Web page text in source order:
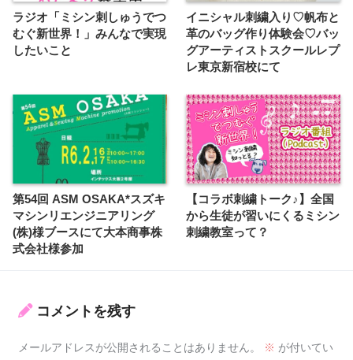
ラジオ「ミシン刺しゅうでつ
むぐ新世界！」みんなで実現
したいこと
イニシャル刺繍入り♡帆布と
革のバッグ作り体験会♡バッ
グアーティストスクールレプ
レ東京新宿校にて
第54回 ASM OSAKA*スズキ
マシンリエンジニアリング
(株)様ブースにて大本商事株
式会社様参加
【コラボ刺繍トーク♪】全国
から生徒が習いにくるミシン
刺繍教室って？
コメントを残す
メールアドレスが公開されることはありません。 ※ が付いてい